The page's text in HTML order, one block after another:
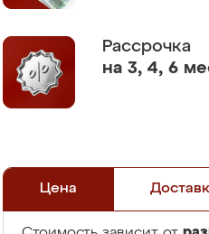
Рассрочка
на 3, 4, 6
Цена